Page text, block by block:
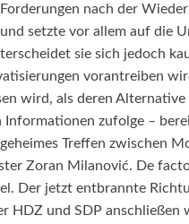
nach der
setzte vor allem auf die
sie sich jedoch
vorantreiben
wird, als deren Alternative
zufolge –
Treffen zwischen
Zoran Milanović. De
Der jetzt entbrannte
HDZ und SDP anschließen